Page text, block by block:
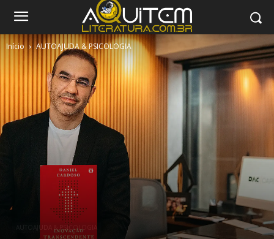
Início AUTOAJUDA & PSICOLOGIA
AUTOAJUDA & PSICOLOGIA